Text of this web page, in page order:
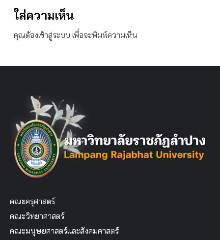
ใส่ความเห็น
คุณต้องเข้าสู่ระบบ เพื่อจะพิมพ์ความเห็น
คณะครุศาสตร์
คณะวิทยาศาสตร์
คณะมนุษยศาสตร์และสังคมศาสตร์